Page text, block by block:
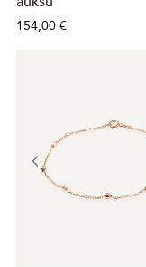
154,00 €